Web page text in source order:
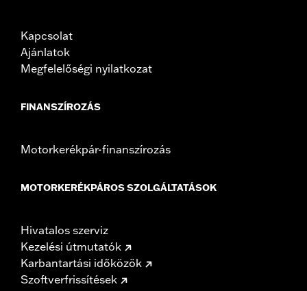
Kapcsolat
Ajánlatok
Megfelelőségi nyilatkozat
FINANSZÍROZÁS
Motorkerékpár-finanszírozás
MOTORKERÉKPÁROS SZOLGÁLTATÁSOK
Hivatalos szerviz
Kezelési útmutatók
Karbantartási időközök
Szoftverfrissítések